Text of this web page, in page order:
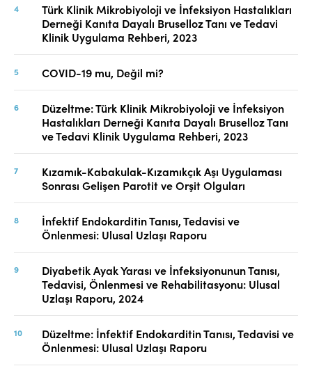
Türk Klinik Mikrobiyoloji ve İnfeksiyon Hastalıkları
Derneği Kanıta Dayalı Bruselloz Tanı ve Tedavi
Klinik Uygulama Rehberi, 2023
COVID-19 mu, Değil mi?
Düzeltme: Türk Klinik Mikrobiyoloji ve İnfeksiyon
Hastalıkları Derneği Kanıta Dayalı Bruselloz Tanı
ve Tedavi Klinik Uygulama Rehberi, 2023
Kızamık-Kabakulak-Kızamıkçık Aşı Uygulaması
Sonrası Gelişen Parotit ve Orşit Olguları
İnfektif Endokarditin Tanısı, Tedavisi ve
Önlenmesi: Ulusal Uzlaşı Raporu
Diyabetik Ayak Yarası ve İnfeksiyonunun Tanısı,
Tedavisi, Önlenmesi ve Rehabilitasyonu: Ulusal
Uzlaşı Raporu, 2024
Düzeltme: İnfektif Endokarditin Tanısı, Tedavisi ve
Önlenmesi: Ulusal Uzlaşı Raporu